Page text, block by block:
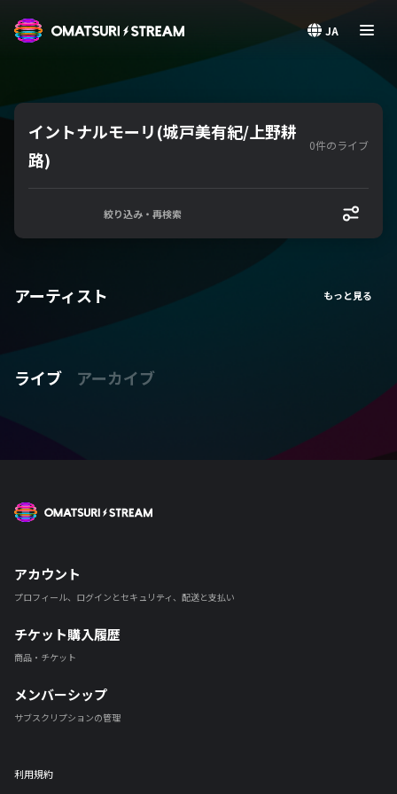
JA
イントナルモーリ(城戸美有紀/上野耕
路)
0件のライブ
絞り込み・再検索
アーティスト
ライブ アーカイブ
アカウント
プロフィール、ログインとセキュリティ、配送と支払い
チケット購入履歴
商品・チケット
メンバーシップ
サブスクリプションの管理
利用規約